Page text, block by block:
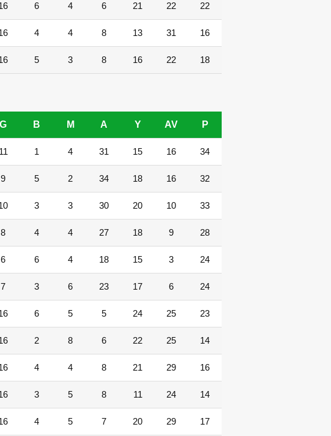
6 4 6 21 22 22
4 4 8 13 31 16
5 3 8 16 22 18
G B M A Y AV P
11 1 4 31 15 16 34
9 5 2 34 18 16 32
3 3 30 20 10 33
8 4 4 27 18 9 28
6 6 4 18 15 3 24
7 3 6 23 17 6 24
6 5 5 24 25 23
2 8 6 22 25 14
4 4 8 21 29 16
3 5 8 11 24 14
4 5 7 20 29 17